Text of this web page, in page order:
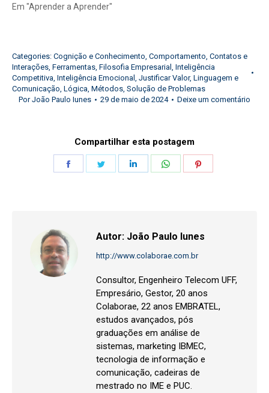
Em "Aprender a Aprender"
Categories: Cognição e Conhecimento, Comportamento, Contatos e
Interações, Ferramentas, Filosofia Empresarial , Inteligência
Competitiva, Inteligência Emocional , Justificar Valor, Linguagem e
Comunicação, Lógica, Métodos, Solução de Problemas
PorJoão Paulo Iunes 29 de maio de 2024 Deixe um comentário
Compartilhar esta postagem
Autor: João Paulo Iunes
http://www.colaborae.com.br
Consultor, Engenheiro Telecom UFF,
Empresário, Gestor, 20 anos
Colaborae, 22 anos EMBRATEL,
estudos avançados, pós
graduações em análise de
sistemas, marketing IBMEC,
tecnologia de informação e
comunicação, cadeiras de
mestrado no IME e PUC.